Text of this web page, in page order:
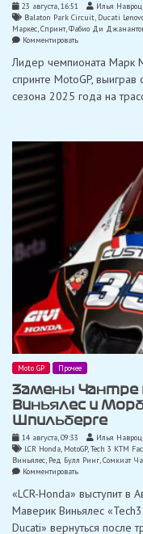
23 августа, 16:51
Илья
Balaton Park Circuit, Ducati
Маркес,Спринт,Фабио Ди
Комментироватьon
Маркес
одержал
очередную
победу
на
Лидер чемпионата Марк
спринте MotoGP,
сезона 2025 года на
Moto GP Прочее
Замены Чантре
Виньялес и
Шпильберге
14 августа, 09:33
Илья
LCR Honda, MotoGP,Tech 3 KTM
Виньялес, Ред Булл Ринг,Сомкиат
Комментироватьon
Чантре
«Honda»
не
«LCR-Honda» выступит в
Маверик Виньялес
Ducati» вернуться после